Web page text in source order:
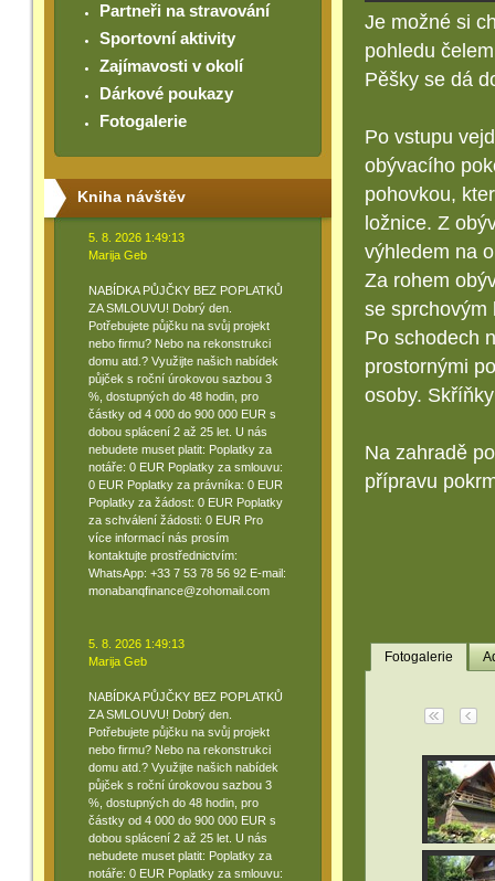
Partneři na stravování
Sportovní aktivity
Zajímavosti v okolí
Dárkové poukazy
Fotogalerie
Kniha návštěv
5. 8. 2026 1:49:13
Marija Geb
NABÍDKA PŮJČKY BEZ POPLATKŮ
ZA SMLOUVU! Dobrý den.
Potřebujete půjčku na svůj projekt
nebo firmu? Nebo na rekonstrukci
domu atd.? Využijte našich nabídek
půjček s roční úrokovou sazbou 3
%, dostupných do 48 hodin, pro
částky od 4 000 do 900 000 EUR s
dobou splácení 2 až 25 let. U nás
nebudete muset platit: Poplatky za
notáře: 0 EUR Poplatky za smlouvu:
0 EUR Poplatky za právníka: 0 EUR
Poplatky za žádost: 0 EUR Poplatky
za schválení žádosti: 0 EUR Pro
více informací nás prosím
kontaktujte prostřednictvím:
WhatsApp: +33 7 53 78 56 92 E-mail:
monabanqfinance@zohomail.com
5. 8. 2026 1:49:13
Marija Geb
NABÍDKA PŮJČKY BEZ POPLATKŮ
ZA SMLOUVU! Dobrý den.
Potřebujete půjčku na svůj projekt
nebo firmu? Nebo na rekonstrukci
domu atd.? Využijte našich nabídek
půjček s roční úrokovou sazbou 3
%, dostupných do 48 hodin, pro
částky od 4 000 do 900 000 EUR s
dobou splácení 2 až 25 let. U nás
nebudete muset platit: Poplatky za
notáře: 0 EUR Poplatky za smlouvu:
Je možné si
pohledu
Pěšky se dá
Po vstupu
obývacího
pohovkou,
ložnice. Z
výhledem na
Za rohem
se sprchovým
Po schodech
prostornými
osoby.
Na zahradě
přípravu
Fotogalerie